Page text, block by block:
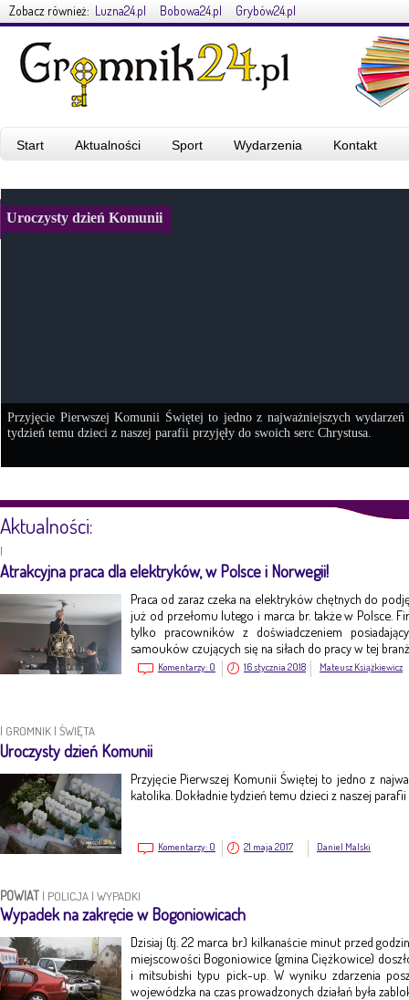
Zobacz również: Luzna24.pl Bobowa24.pl Grybów24.pl
Start Aktualności Sport Wydarzenia Kontakt
Uroczysty dzień Komunii
Przyjęcie Pierwszej Komunii Świętej to jedno z najważniejszych
tydzień temu dzieci z naszej parafii przyjęły do swoich serc Chrystusa.
Aktualności:
|
Atrakcyjna praca dla elektryków, w Polsce i Norwegii!
Praca od zaraz czeka na elektryków chętnych do
już od przełomu lutego i marca br. także w Polsce.
tylko pracowników z doświadczeniem
samouków czujących się na siłach do pracy w tej
Komentarzy: 0 16 stycznia 2018 Mateusz Książkiewicz
| GROMNIK | ŚWIĘTA
Uroczysty dzień Komunii
Przyjęcie Pierwszej Komunii Świętej to jedno z
katolika. Dokładnie tydzień temu dzieci z naszej
Komentarzy: 0 21 maja 2017 Daniel Malski
POWIAT | POLICJA | WYPADKI
Wypadek na zakręcie w Bogoniowicach
Dzisiaj (tj. 22 marca br.) kilkanaście minut przed
miejscowości Bogoniowice (gmina Ciężkowice)
i mitsubishi typu pick-up. W wyniku zdarzenia
wojewódzka na czas prowadzonych działań była